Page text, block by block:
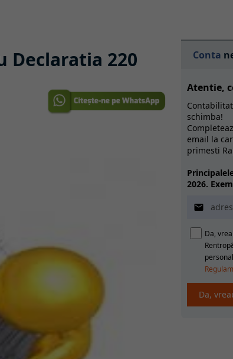
Declaratia 220 Conta
Atentie,
schimba!
email la
primesti
2026.

Da,
Rentrop&Straton.